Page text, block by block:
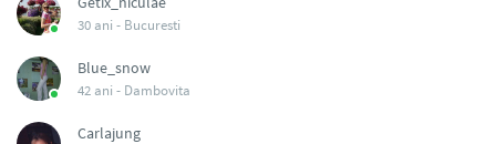
30 ani - Bucuresti
Blue_snow
42 ani - Dambovita
Carlajung